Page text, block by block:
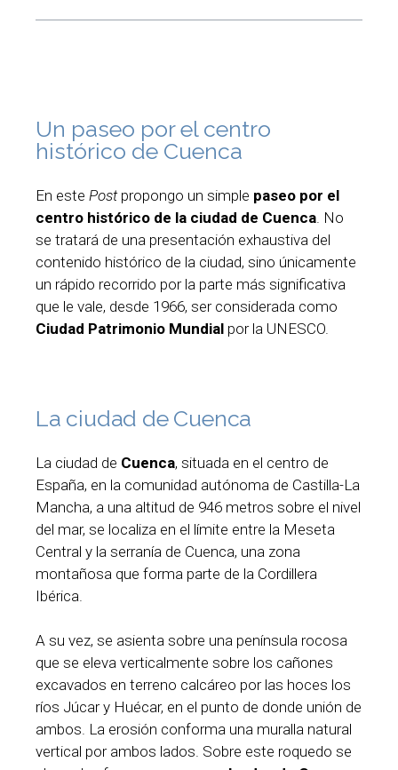
Un paseo por el centro
histórico de Cuenca
En este Postpropongo un simple paseo por el
centro histórico de la ciudad de Cuenca. No
se tratará de una presentación exhaustiva del
contenido histórico de la ciudad, sino únicamente
un rápido recorrido por la parte más significativa
que le vale, desde 1966, ser considerada como
Ciudad Patrimonio Mundial por la UNESCO.
La ciudad de Cuenca
La ciudad de Cuenca, situada en el centro de
España, en la comunidad autónoma de Castilla-La
Mancha, a una altitud de 946 metros sobre el nivel
del mar, se localiza en el límite entre la Meseta
Central y la serranía de Cuenca, una zona
montañosa que forma parte de la Cordillera
Ibérica.
A su vez, se asienta sobre una península rocosa
que se eleva verticalmente sobre los cañones
excavados en terreno calcáreo por las hoces los
ríos Júcar y Huécar, en el punto de donde unión de
ambos. La erosión conforma una muralla natural
vertical por ambos lados. Sobre este roquedo se